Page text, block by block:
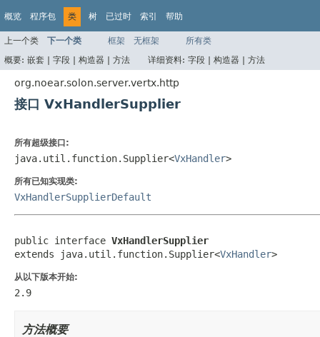
概览 程序包 类 树 已过时 索引 帮助
上一个类 下一个类 框架 无框架
所有类
概要: 嵌套 | 字段 | 构造器 | 方法 详细资料: 字段 | 构造器 | 方法
org.noear.solon.server.vertx.http
接口 VxHandlerSupplier
所有超级接口:
java.util.function.Supplier<VxHandler>
所有已知实现类:
VxHandlerSupplierDefault
public interface VxHandlerSupplier
extends java.util.function.Supplier<VxHandler>
从以下版本开始:
2.9
方法概要